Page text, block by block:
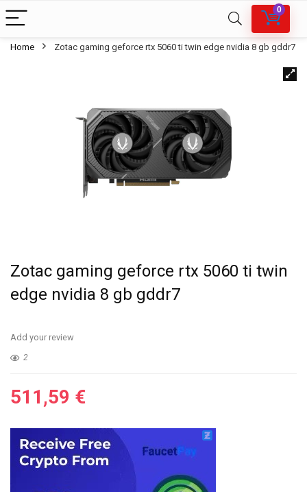
0
Home Zotac gaming geforce rtx 5060 ti twin edge nvidia 8 gb gddr7
Zotac gaming geforce rtx 5060 ti twin
edge nvidia 8 gb gddr7
Add your review
2
511,59 €